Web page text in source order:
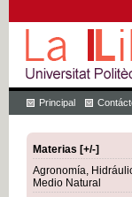
Principal
Materias [+/-]
Agronomía,
Medio Natural